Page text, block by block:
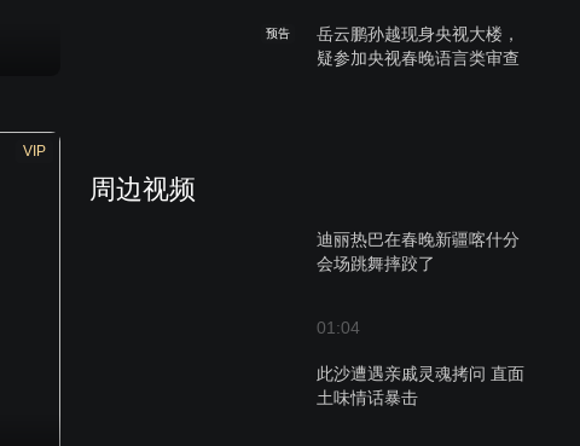
预告
岳云鹏孙越现身央视大楼，
疑参加央视春晚语言类审查
周边视频
迪丽热巴在春晚新疆喀什分
会场跳舞摔跤了
01:04
此沙遭遇亲戚灵魂拷问 直面
土味情话暴击
VIP